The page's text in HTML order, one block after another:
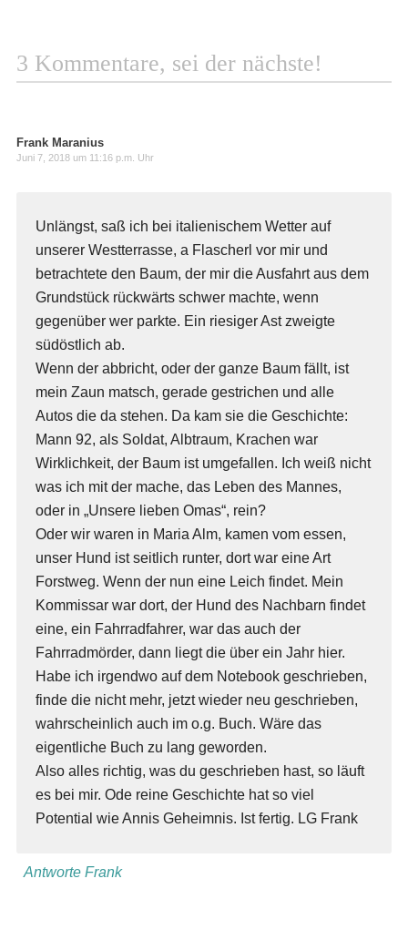
3 Kommentare, sei der nächste!
Frank Maranius
Juni 7, 2018 um 11:16 p.m. Uhr
Unlängst, saß ich bei italienischem Wetter auf
unserer Westterrasse, a Flascherl vor mir und
betrachtete den Baum, der mir die Ausfahrt aus dem
Grundstück rückwärts schwer machte, wenn
gegenüber wer parkte. Ein riesiger Ast zweigte
südöstlich ab.
Wenn der abbricht, oder der ganze Baum fällt, ist
mein Zaun matsch, gerade gestrichen und alle
Autos die da stehen. Da kam sie die Geschichte:
Mann 92, als Soldat, Albtraum, Krachen war
Wirklichkeit, der Baum ist umgefallen. Ich weiß nicht
was ich mit der mache, das Leben des Mannes,
oder in „Unsere lieben Omas“, rein?
Oder wir waren in Maria Alm, kamen vom essen,
unser Hund ist seitlich runter, dort war eine Art
Forstweg. Wenn der nun eine Leich findet. Mein
Kommissar war dort, der Hund des Nachbarn findet
eine, ein Fahrradfahrer, war das auch der
Fahrradmörder, dann liegt die über ein Jahr hier.
Habe ich irgendwo auf dem Notebook geschrieben,
finde die nicht mehr, jetzt wieder neu geschrieben,
wahrscheinlich auch im o.g. Buch. Wäre das
eigentliche Buch zu lang geworden.
Also alles richtig, was du geschrieben hast, so läuft
es bei mir. Ode reine Geschichte hat so viel
Potential wie Annis Geheimnis. Ist fertig. LG Frank
Antworte Frank